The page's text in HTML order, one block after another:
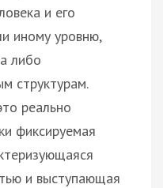
и его
иному уровню,
либо
структурам.
реально
фиксируемая
и выступающая